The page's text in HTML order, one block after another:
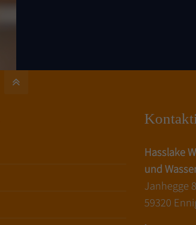
Hasslake
und
Janhegge 8
59320